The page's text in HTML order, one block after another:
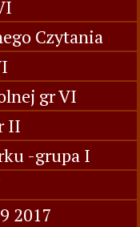
Czytania
gr VI
II
-grupa I
2017